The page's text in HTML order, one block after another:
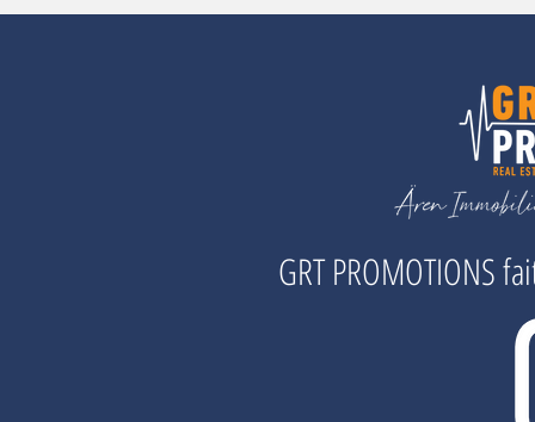
GRT PROMOTIONS